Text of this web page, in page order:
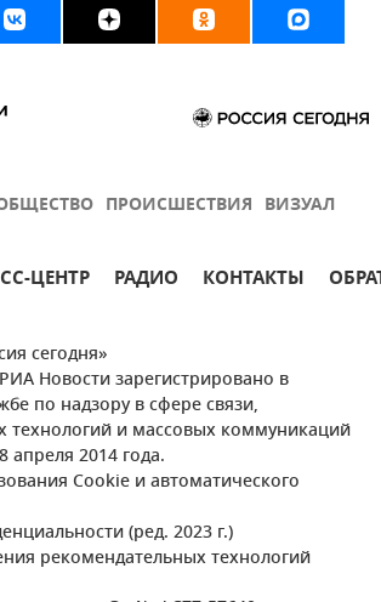
ПРОИСШЕСТВИЯ ВИЗУАЛ
ЦЕНТР РАДИО КОНТАКТЫ
сегодня»
Новости зарегистрировано в
по надзору в сфере связи,
и массовых коммуникаций
апреля 2014 года.
Cookie и автоматического
(ред. 2023 г.)
рекомендательных технологий